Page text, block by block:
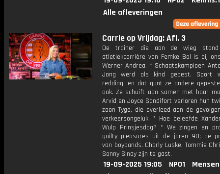
Alle afleveringen
Carrie op Vrijdag: Afl. 3
De trainer die aan de wieg
atletiekcarrière van Femke Bol is bij
Werner Andrea. * Schaatskampioen
Jong werd als kind gepest. Sport
redding, en dat gunt ze andere
ook. Ze schuift aan samen met haar
Arvid en Joyce Sandifort verloren hun
zoon Tygo, die overleed aan de
verkeersongeluk. * Hoe beleefde
Wulp Prinsjesdag? * We zingen en
guilty pleasures uit de jaren 90; de
van boybands. Charly Luske, Tommie
Sonny Sinay zijn te gast.
19-09-2025 19:05 NPO1